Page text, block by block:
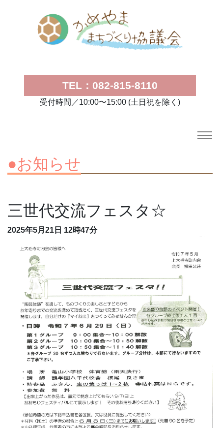
TEL：082-815-8110
受付時間／10:00〜15:00 (土日祝を除く)
●お知らせ
三世代交流フェスタ☆
2025年5月21日 12時47分